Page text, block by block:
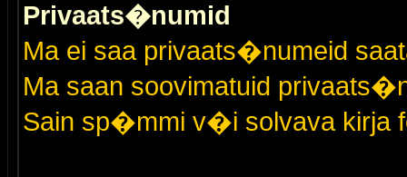
Privaats�numid
Ma ei saa privaats�numeid
Ma saan soovimatuid
Sain sp�mmi v�i solvava kirja